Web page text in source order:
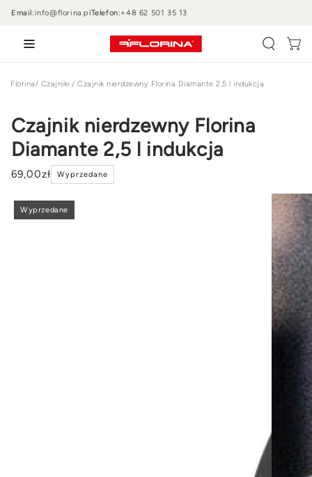
PRZEJDŹ DO
TREŚCI
Email:info@florina.plTelefon:+48 62 501 35 13
Wózek
Florina/ Czajniki / Czajnik nierdzewny Florina Diamante 2,5 l indukcja
Czajnik nierdzewny Florina
Diamante 2,5 l indukcja
69,00zł Wyprzedane
Wyprzedane
O